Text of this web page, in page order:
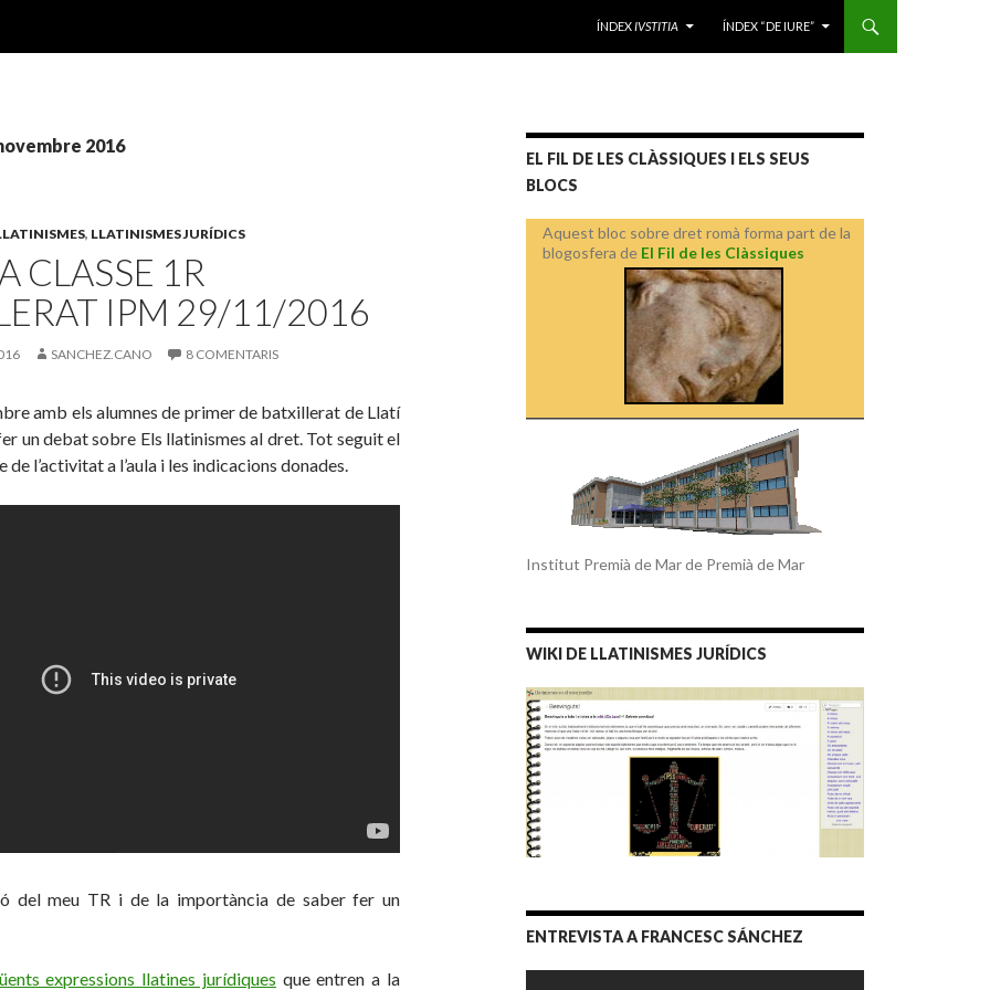
ÍNDEXIVSTITIA ÍNDEX “DE IURE”
2016
, LLATINISMES JURÍDICS
CLASSE 1R
IPM 29/11/2016
SANCHEZ.CANO 8 COMENTARIS
amb els alumnes de primer de batxillerat de Llatí
un debat sobre Els llatinismes al dret. Tot seguit el
l’activitat a l’aula i les indicacions donades.
del meu TR i de la importància de saber fer un
expressions llatines jurídiques que entren a la
EL FIL DE LES CLÀSSIQUES I ELS SEUS
BLOCS
Aquest bloc sobre dret romà forma part de la
blogosfera de El Fil de les Clàssiques
Institut Premià de Mar de Premià de Mar
WIKI DE LLATINISMES JURÍDICS
ENTREVISTA A FRANCESC SÁNCHEZ